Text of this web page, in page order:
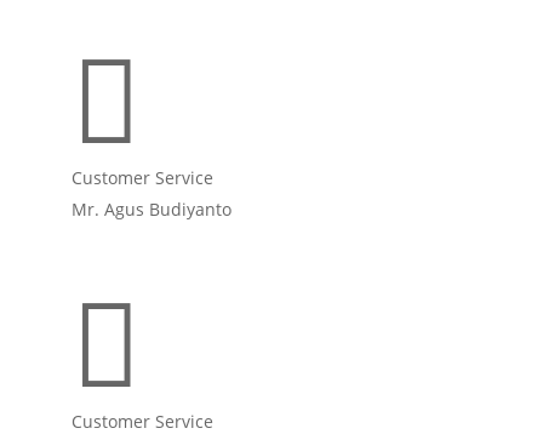

Customer Service
Mr. Agus Budiyanto

Customer Service